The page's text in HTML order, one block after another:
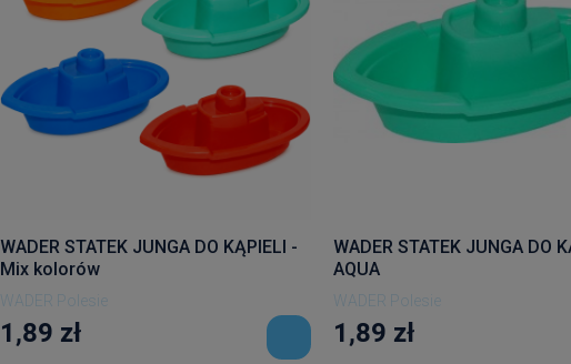
WADER STATEK JUNGA DO KĄPIELI -
Mix kolorów
WADER Polesie
1,89 zł
WADER STATEK JUNGA DO
AQUA
WADER Polesie
1,89 zł